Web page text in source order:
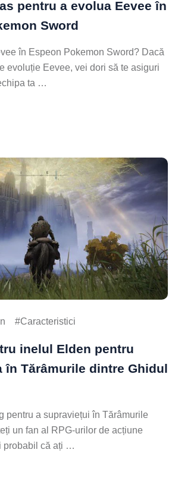
pentru a evolua Eevee în
Sword
în Espeon Pokemon Sword? Dacă
evoluție Eevee, vei dori să te asiguri
ta …
Caracteristici
inelul Elden pentru
în Tărâmurile dintre Ghidul
pentru a supraviețui în Tărâmurile
un fan al RPG-urilor de acțiune
probabil că ați …